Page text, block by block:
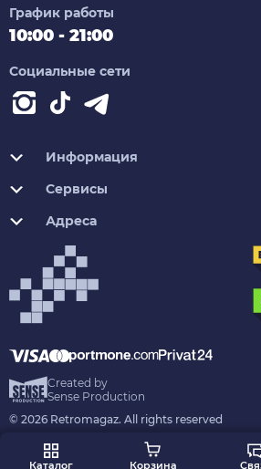
График работы
10:00 - 21:00
Социальные сети
Информация
Сервисы
Адреса
Created by
Sense Production
© 2026 Retromagaz. All rights reserved
Каталог Корзина